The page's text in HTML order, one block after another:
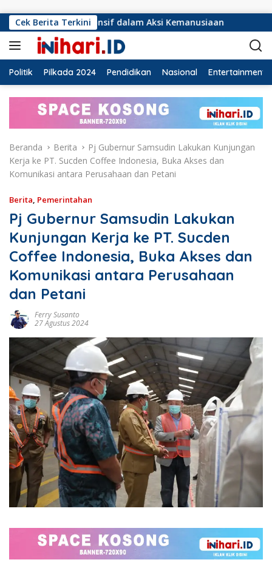
Cek Berita Terkini
Responsif dalam Aksi Kemanusiaan Ormas Laskar
Politik Pilkada 2024 Pendidikan Nasional Entertainment
Beranda Berita
Pj Gubernur Samsudin Lakukan Kunjungan
Kerja ke PT. Sucden Coffee Indonesia, Buka Akses dan
Komunikasi antara Perusahaan dan Petani
Berita, Pemerintahan
Pj Gubernur Samsudin Lakukan
Kunjungan Kerja ke PT. Sucden
Coffee Indonesia, Buka Akses dan
Komunikasi antara Perusahaan
dan Petani
Ferry Susanto
27 Agustus 2024